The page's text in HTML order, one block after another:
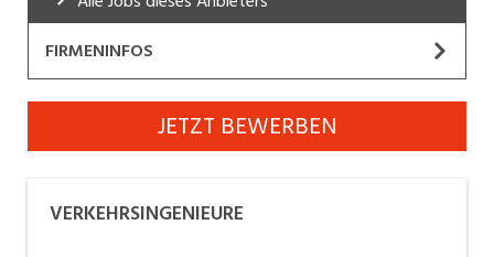
Industrie, Maschinenbau, Anlagenbau,
Produktion
Kaufm. Berufe, Kundendienst, Verwaltung
Marketing, Kommunikation, Medien, Druck
FIRMENINFOS
VERKEHRSINGENIEURE
Website
Wir gestalten Mobilität von morgen.
JETZT BEWERBEN
VERKEHRSINGENIEURE